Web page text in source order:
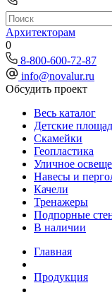
Архитекторам
0
8-800-600-72-87
info@novalur.ru
Обсудить проект
Весь каталог
Детские
Скамейки
Геопластика
Уличное
Навесы и
Качели
Тренажеры
Подпорные
В наличии
Главная
Продукция